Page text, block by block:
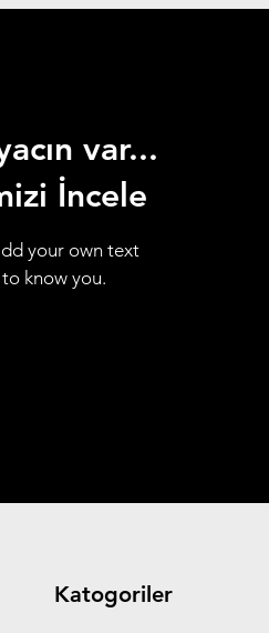
var...
İncele
your own text
know you.
Katogoriler